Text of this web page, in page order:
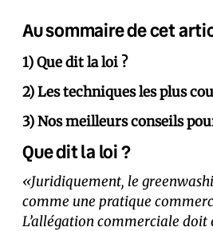
Au sommaire de cet
1) Que dit la loi ?
2) Les techniques les plus
3) Nos meilleurs conseils
Que dit la loi ?
«Juridiquement, le
comme une pratique
L’allégation commerciale doit